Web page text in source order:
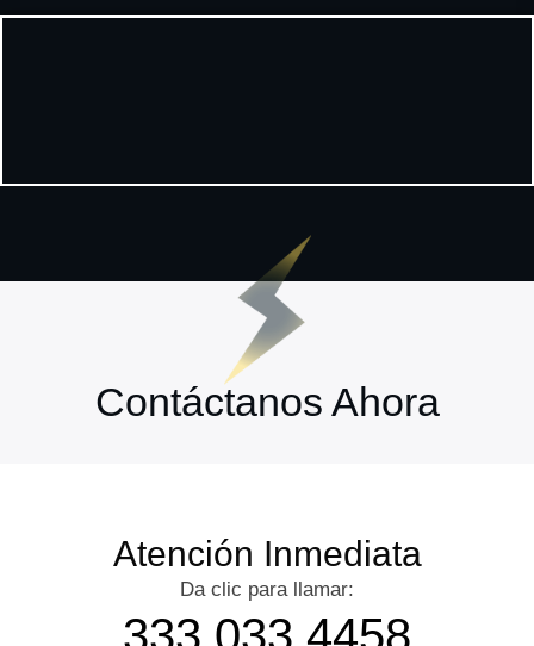
Contáctanos Ahora
Atención Inmediata
Da clic para llamar:
333 033 4458